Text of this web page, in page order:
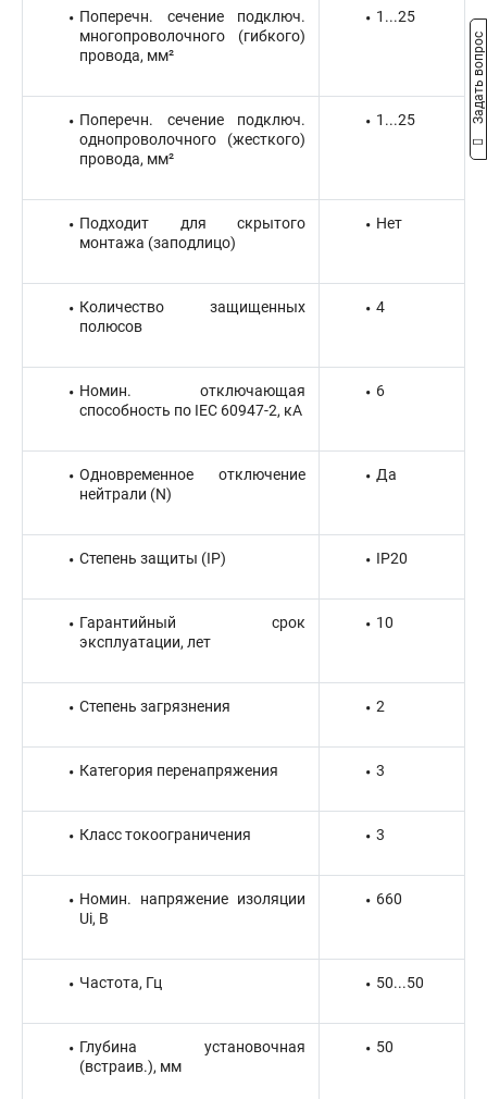
Поперечн. сечение подключ.
многопроволочного (гибкого)
провода, мм²
1...25
Поперечн. сечение подключ.
однопроволочного (жесткого)
провода, мм²
1...25
Подходит для скрытого
монтажа (заподлицо)
Нет
Количество защищенных
полюсов
4
Номин. отключающая
способность по IEC 60947-2, кА
6
Одновременное отключение
нейтрали (N)
Да
Степень защиты (IP) IP20
Гарантийный срок
эксплуатации, лет
10
Степень загрязнения 2
Категория перенапряжения 3
Класс токоограничения 3
Номин. напряжение изоляции
Ui, В
660
Частота, Гц 50...50
Глубина установочная
(встраив.), мм
50
Задать вопрос